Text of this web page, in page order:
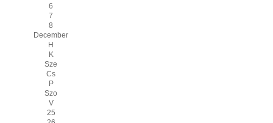
6
7
8
December
H
K
Sze
Cs
P
Szo
V
25